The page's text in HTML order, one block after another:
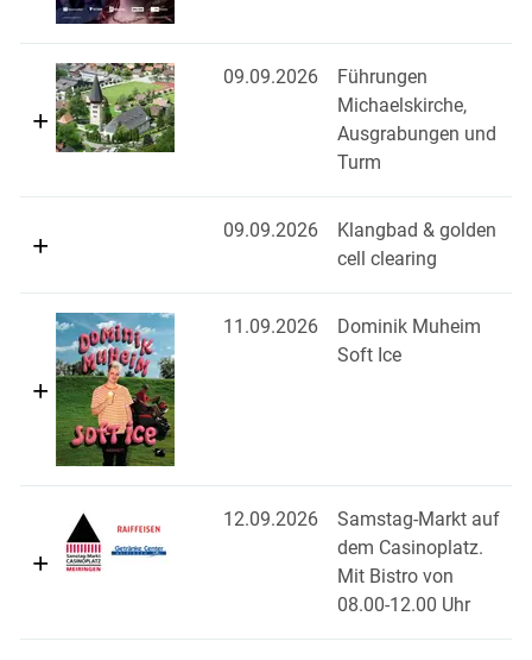
09.09.2026
Führungen
Michaelskirche,
Ausgrabungen und
Turm
09.09.2026
Klangbad & golden
cell clearing
11.09.2026
Dominik Muheim
Soft Ice
12.09.2026
Samstag-Markt auf
dem Casinoplatz.
Mit Bistro von
08.00-12.00 Uhr